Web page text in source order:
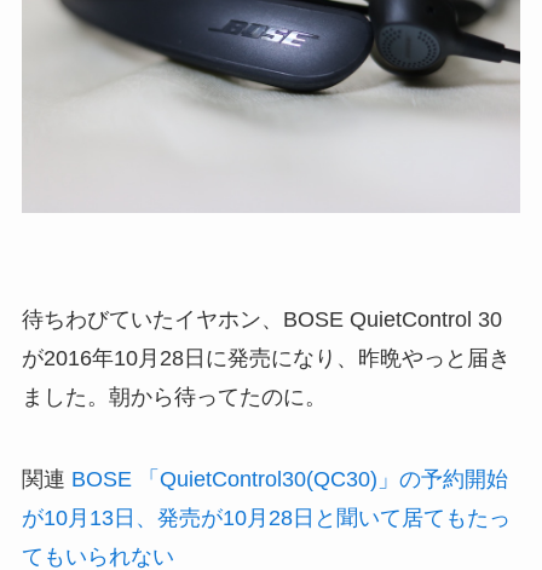
待ちわびていたイヤホン、BOSE QuietControl 30
が2016年10月28日に発売になり、昨晩やっと届き
ました。朝から待ってたのに。
関連 BOSE 「QuietControl30(QC30)」の予約開始
が10月13日、発売が10月28日と聞いて居てもたっ
てもいられない